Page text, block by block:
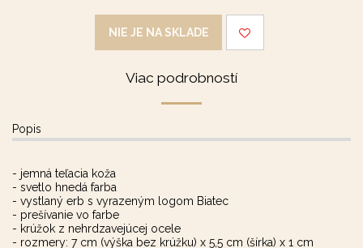
NIE JE NA SKLADE
Viac podrobností
Popis
- jemná teľacia koža
- svetlo hnedá farba
- vystlaný erb s vyrazeným logom Biatec
- prešívanie vo farbe
- krúžok z nehrdzavejúcej ocele
- rozmery: 7 cm (výška bez krúžku) x 5,5 cm (šírka) x 1 cm